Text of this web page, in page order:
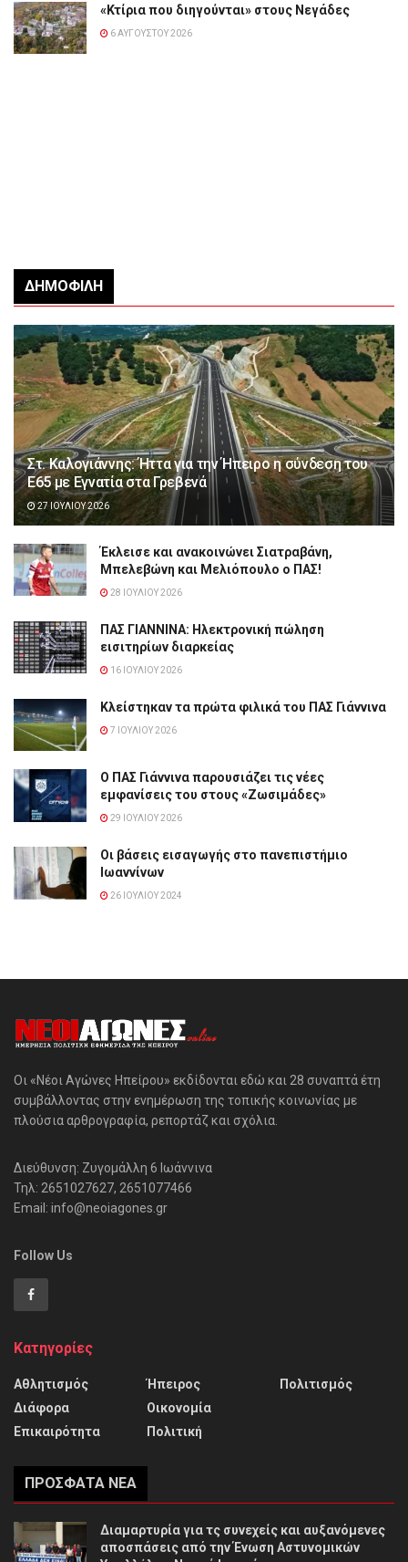
«Κτίρια που διηγούνται» στους Νεγάδες
6 ΑΥΓΟΎΣΤΟΥ 2026
ΔΗΜΟΦΙΛΉ
Στ. Καλογιάννης: Ήττα για την Ήπειρο η σύνδεση του
Ε65 με Εγνατία στα Γρεβενά
27 ΙΟΥΛΊΟΥ 2026
Έκλεισε και ανακοινώνει Σιατραβάνη,
Μπελεβώνη και Μελιόπουλο ο ΠΑΣ!
28 ΙΟΥΛΊΟΥ 2026
ΠΑΣ ΓΙΑΝΝΙΝΑ: Hλεκτρονική πώληση
εισιτηρίων διαρκείας
16 ΙΟΥΛΊΟΥ 2026
Κλείστηκαν τα πρώτα φιλικά του ΠΑΣ Γιάννινα
7 ΙΟΥΛΊΟΥ 2026
Ο ΠΑΣ Γιάννινα παρουσιάζει τις νέες
εμφανίσεις του στους «Ζωσιμάδες»
29 ΙΟΥΛΊΟΥ 2026
Οι βάσεις εισαγωγής στο πανεπιστήμιο
Ιωαννίνων
26 ΙΟΥΛΊΟΥ 2024
Οι «Νέοι Αγώνες Ηπείρου» εκδίδονται εδώ και 28 συναπτά έτη
συμβάλλοντας στην ενημέρωση της τοπικής κοινωνίας με
πλούσια αρθρογραφία, ρεπορτάζ και σχόλια.
Διεύθυνση: Ζυγομάλλη 6 Ιωάννινα
Τηλ: 2651027627, 2651077466
Email: info@neoiagones.gr
Follow Us
Κατηγορίες
Αθλητισμός
Διάφορα
Επικαιρότητα
Ήπειρος
Οικονομία
Πολιτική
Πολιτισμός
ΠΡΌΣΦΑΤΑ ΝΈΑ
Διαμαρτυρία για τς συνεχείς και αυξανόμενες
αποσπάσεις από την Ένωση Αστυνομικών